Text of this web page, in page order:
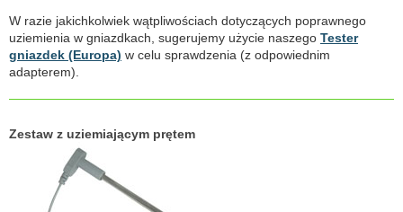
W razie jakichkolwiek wątpliwościach dotyczących poprawnego
uziemienia w gniazdkach, sugerujemy użycie naszego Tester
gniazdek (Europa) w celu sprawdzenia (z odpowiednim
adapterem).
Zestaw z uziemiającym prętem